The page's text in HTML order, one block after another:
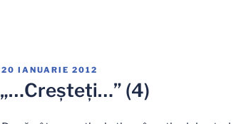
Oare?”
PUBLICAT
20 IANUARIE 2012
„…Creşteţi…” (4)